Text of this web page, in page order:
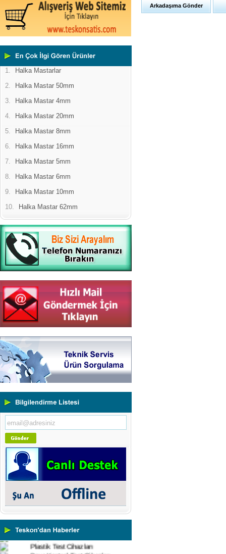
1.
Halka Mastarlar
2.
Halka Mastar 50mm
3.
Halka Mastar 4mm
4.
Halka Mastar 20mm
5.
Halka Mastar 8mm
6.
Halka Mastar 16mm
7.
Halka Mastar 5mm
8.
Halka Mastar 6mm
9.
Halka Mastar 10mm
10.
Halka Mastar 62mm
Yeni Binamıza TAŞINDIK
Portatif ve Tezgah Tipi Sertlik
Cihazları
Ultrasonik Kalınlık Ölçüm
Cihazları
Yüzey Pürüzlülük Ölçüm
Vİbrasyon Test Cihazları
Tork Ölçerler-Kuvvet Ölçerler
Mikroskoplar
Numune Hazırlama Cihazları
Video Ölçüm Sistemleri
3 Boyutlu Ölçüm Cihazları
Çekme Kopma Test Cihazları
Impact Test Cihazları
Plastik Test Cihazları
Boya Kontrol Test Cihazları
Arkadaşıma Gönder